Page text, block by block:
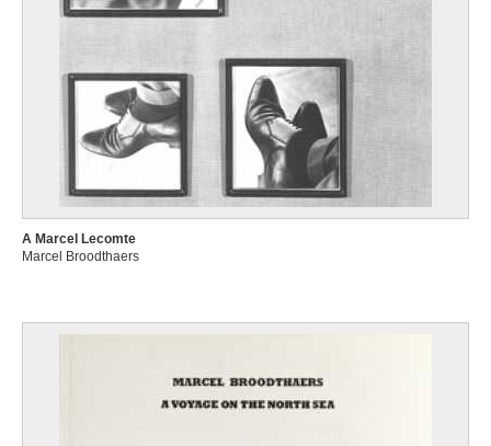
A Marcel Lecomte
Marcel Broodthaers